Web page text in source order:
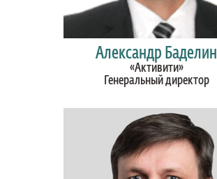
Александр Баделин
«Активити»
Генеральный директор